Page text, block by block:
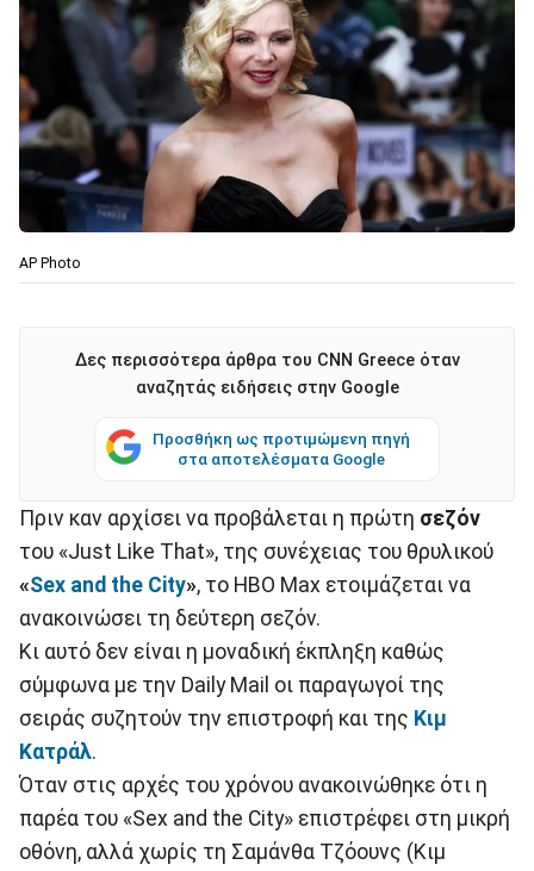
ΑΡ Photo
Δες περισσότερα άρθρα του CNN Greece όταν
αναζητάς ειδήσεις στην Google
Προσθήκη ως προτιμώμενη πηγή
στα αποτελέσματα Google
Πριν καν αρχίσει να προβάλεται η πρώτη σεζόν
του «Just Like That», της συνέχειας του θρυλικού
«Sex and the City», το HBO Max ετοιμάζεται να
ανακοινώσει τη δεύτερη σεζόν.
Κι αυτό δεν είναι η μοναδική έκπληξη καθώς
σύμφωνα με την Daily Mail οι παραγωγοί της
σειράς συζητούν την επιστροφή και της Κιμ
Κατράλ.
Όταν στις αρχές του χρόνου ανακοινώθηκε ότι η
παρέα του «Sex and the City» επιστρέφει στη μικρή
οθόνη, αλλά χωρίς τη Σαμάνθα Τζόουνς (Κιμ